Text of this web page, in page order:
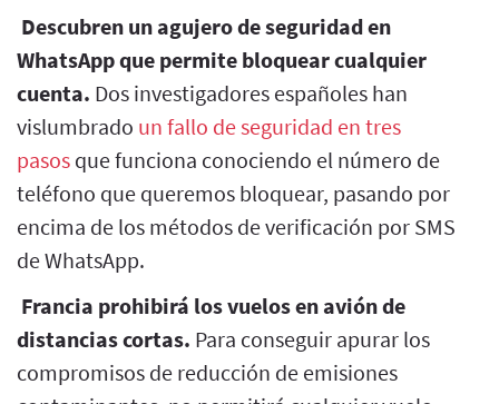
Descubren un agujero de seguridad en
WhatsApp que permite bloquear cualquier
cuenta. Dos investigadores españoles han
vislumbrado un fallo de seguridad en tres
pasos que funciona conociendo el número de
teléfono que queremos bloquear, pasando por
encima de los métodos de verificación por SMS
de WhatsApp.
Francia prohibirá los vuelos en avión de
distancias cortas. Para conseguir apurar los
compromisos de reducción de emisiones